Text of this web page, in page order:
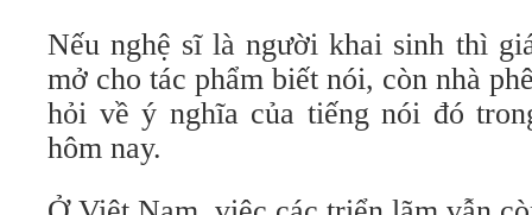
Nếu nghệ sĩ là người khai sinh thì
mở cho tác phẩm biết nói, còn nhà
hỏi về ý nghĩa của tiếng nói đó
hôm nay.